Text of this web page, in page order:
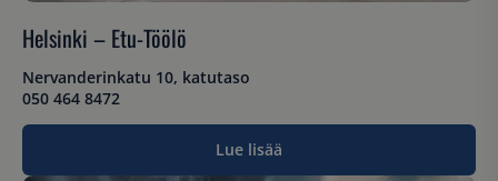
Helsinki – Etu-Töölö
Nervanderinkatu 10, katutaso
050 464 8472
Lue lisää